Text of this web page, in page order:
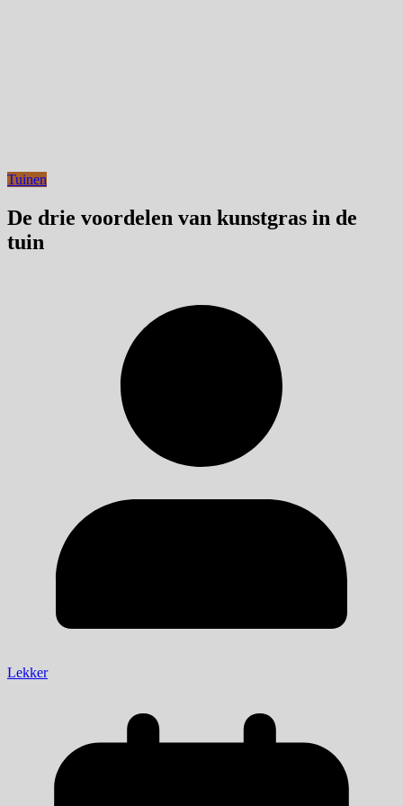
Tuinen
De drie voordelen van kunstgras in de
tuin
Lekker